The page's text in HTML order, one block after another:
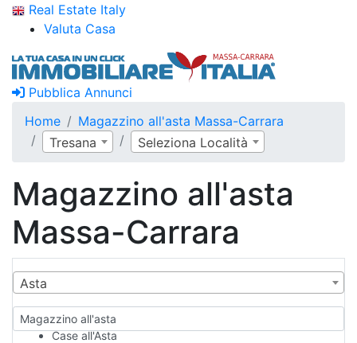
Real Estate Italy
Valuta Casa
Pubblica Annunci
Home
Magazzino all'asta Massa-Carrara
Tresana
Seleziona Località
Magazzino all'asta
Massa-Carrara
Asta
Magazzino all'asta
Case all'Asta